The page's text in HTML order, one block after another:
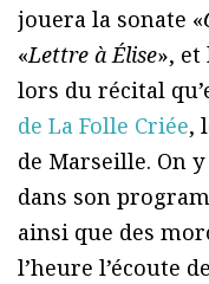
jouera la sonate «
«Lettre à Élise», et
lors du récital
de La Folle Criée,
de Marseille. On
dans son
ainsi que des
l’heure l’écoute